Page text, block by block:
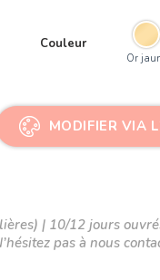
Couleur
Or
MODIFIER VIA
| 10/12 jours
pas à nous